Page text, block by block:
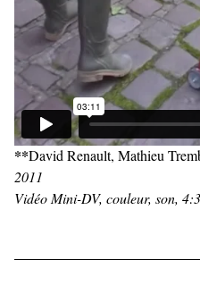
**David Renault, Mathieu
2011
Vidéo Mini-DV, couleur, son,